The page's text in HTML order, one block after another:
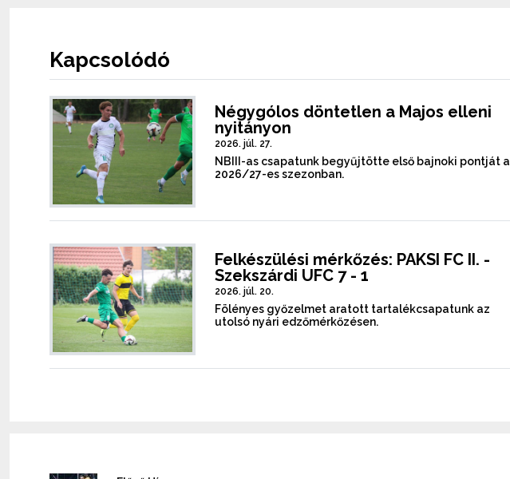
Kapcsolódó
Négygólos döntetlen a Majos elleni
nyitányon
2026. júl. 27.
NBIII-as csapatunk begyűjtötte első bajnoki pontját a
2026/27-es szezonban.
Felkészülési mérkőzés: PAKSI FC II. -
Szekszárdi UFC 7 - 1
2026. júl. 20.
Fölényes győzelmet aratott tartalékcsapatunk az
utolsó nyári edzőmérkőzésen.